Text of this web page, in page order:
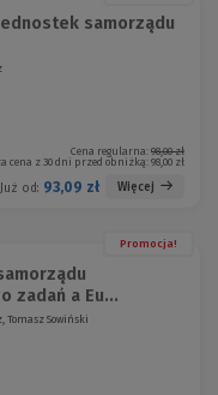
samorządu
Cena regularna: 98,00 zł
cena z 30 dni przed obniżką:98,00 zł
Już od: 93,09 zł Więcej
Promocja!
zadań a Eu...
Tomasz Sowiński